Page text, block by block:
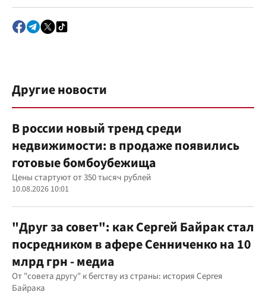
Другие новости
В россии новый тренд среди
недвижимости: в продаже появились
готовые бомбоубежища
Цены стартуют от 350 тысяч рублей
10.08.2026 10:01
"Друг за совет": как Сергей Байрак стал
посредником в афере Сенниченко на 10
млрд грн - медиа
От "совета другу" к бегству из страны: история Сергея
Байрака